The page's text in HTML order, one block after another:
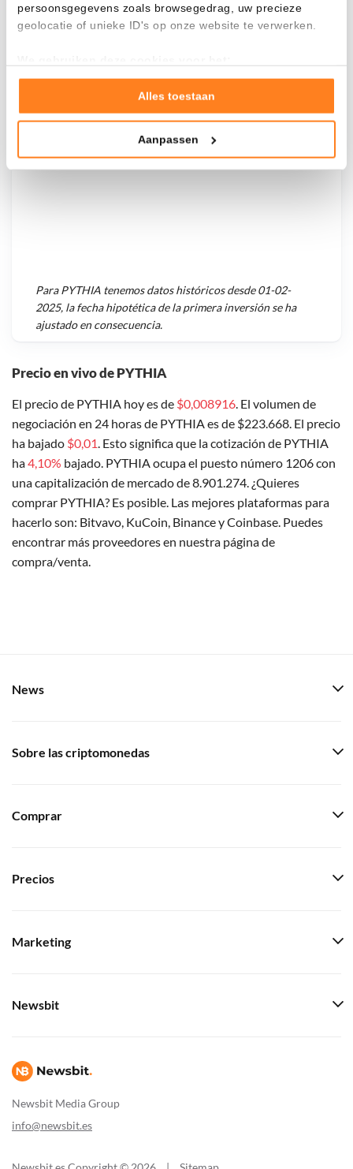
persoonsgegevens zoals browsegedrag, uw precieze
geolocatie of unieke ID's op onze website te verwerken.
Goed laten functioneren van deze website
Verzamelen van gebruiksstatistieken
Tonen en meten van relevante advertenties
Klik hieronder om ons toestemming te geven om deze
Alles toestaan
Aanpassen
Precio en vivo de PYTHIA
El precio de PYTHIA hoy es de $0,008916. El volumen de
negociación en 24 horas de PYTHIA es de $223.668. El precio
ha bajado $0,01. Esto significa que la cotización de PYTHIA
ha4,10% bajado. PYTHIA ocupa el puesto número 1206 con
una capitalización de mercado de 8.901.274. ¿Quieres
comprar PYTHIA? Es posible. Las mejores plataformas para
hacerlo son: Bitvavo, KuCoin, Binance y Coinbase. Puedes
encontrar más proveedores en nuestra página de
compra/venta.
Valor total
$687,33
- $ 1.212,67
ParaPYTHIA tenemos datos históricos desde01-02-
2025, la fecha hipotética de la primera inversión se ha
ajustado en consecuencia.
Newsbit Media Group
info@newsbit.es
News
Sobre las criptomonedas
Comprar
Precios
Marketing
Newsbit